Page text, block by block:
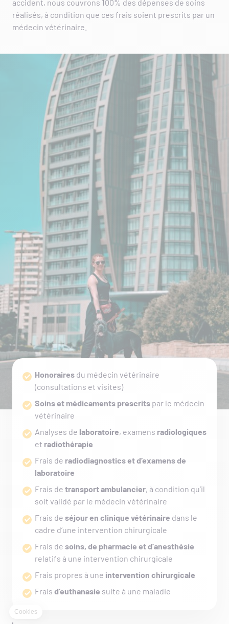
accident, nous couvrons 100% des dépenses de soins
réalisés, à condition que ces frais soient prescrits par un
médecin vétérinaire.
Honoraires du médecin vétérinaire
(consultations et visites)
Soins et médicaments prescrits par le médecin
vétérinaire
Analyses de laboratoire, examens radiologiques
et radiothérapie
Frais de radiodiagnostics et d’examens de
laboratoire
Frais de transport ambulancier, à condition qu’il
soit validé par le médecin vétérinaire
Frais de séjour en clinique vétérinaire dans le
cadre d’une intervention chirurgicale
Frais de soins, de pharmacie et d’anesthésie
relatifs à une intervention chirurgicale
Frais propres à une intervention chirurgicale
Frais d’euthanasie suite à une maladie